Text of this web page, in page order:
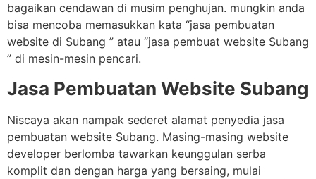
bagaikan cendawan di musim penghujan. mungkin anda
bisa mencoba memasukkan kata “jasa pembuatan
website di Subang ” atau “jasa pembuat website Subang
” di mesin-mesin pencari.
Jasa Pembuatan Website Subang
Niscaya akan nampak sederet alamat penyedia jasa
pembuatan website Subang. Masing-masing website
developer berlomba tawarkan keunggulan serba
komplit dan dengan harga yang bersaing, mulai